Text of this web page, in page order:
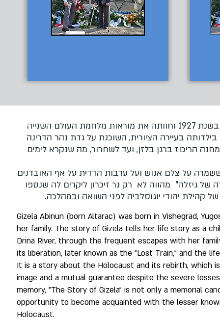
גיזלה אבינון (ילידת אלטרץ), נולדה בעיירה וישגארד שביוגוסלביה בשנת 1927 וחוותה את מוראות מלחמת העולם השנייה
בעיירה הציורית, השוכנת על גדת נהר הדרינה
הריכוז ברגן בלזן, ועד לשחרור, מה שנקרא לימים
על צלם אנוש ועל ערבות הדדית על אף האובדנים
של גיזלה" מהווה לא רק נר זיכרון ליקרים לה שנספו
יהודי יוגוסלביה לפני השואה ובמהלכה.
Gizela Abinun (born Altarac) was born in Vishegrad,
her family. The story of Gizela tells her life story as a
Drina River, through the frequent escapes with her
its liberation, later known as the "Lost Train," and the
It is a story about the Holocaust and its rebirth, which
image and a mutual guarantee despite the severe
memory, "The Story of Gizela" is not only a memorial
opportunity to become acquainted with the lesser
Holocaust.